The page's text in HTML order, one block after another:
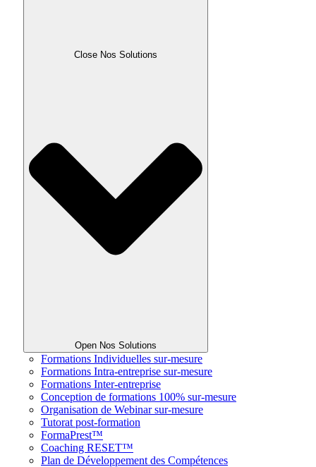
Close Nos Solutions
Open Nos Solutions
Formations Individuelles sur-mesure
Formations Intra-entreprise sur-mesure
Formations Inter-entreprise
Conception de formations 100% sur-mesure
Organisation de Webinar sur-mesure
Tutorat post-formation
FormaPrest™
Coaching RESET™
Plan de Développement des Compétences